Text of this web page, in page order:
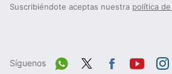
Suscribiéndote aceptas nuestra política
Síguenos